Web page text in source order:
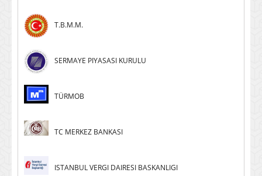
T.B.M.M.
SERMAYE PIYASASI KURULU
TÜRMOB
TC MERKEZ BANKASI
ISTANBUL VERGI DAIRESI BASKANLIGI